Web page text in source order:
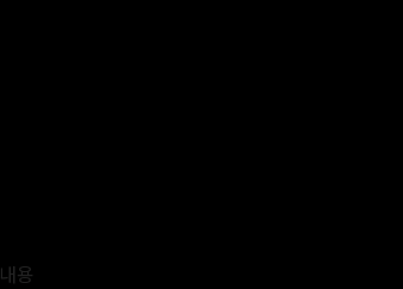
내용